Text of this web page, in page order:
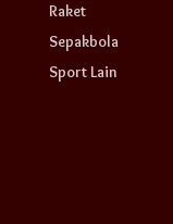
Raket
Sepakbola
Sport Lain